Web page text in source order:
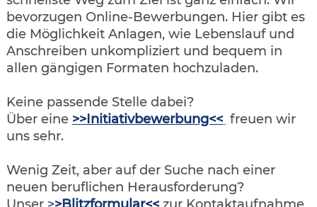
bevorzugen Online-Bewerbungen. Hier gibt es
die Möglichkeit Anlagen, wie Lebenslauf und
Anschreiben unkompliziert und bequem in
allen gängigen Formaten hochzuladen.
Keine passende Stelle dabei?
Über eine >>Initiativbewerbung<< freuen wir
uns sehr.
Wenig Zeit, aber auf der Suche nach einer
neuen beruflichen Herausforderung?